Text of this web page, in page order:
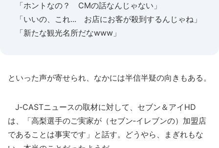
「ホントなの？ CMの話なんじゃない」
「いいの、これ... お店にお客が殺到するんじゃね」
「新たな観光名所だなwww」
といった声が寄せられ、なかには半信半疑の向きもある。
J‐CASTニュースの取材に対して、セブン＆アイHD
は、「高梨選手のご実家が（セブン‐イレブンの）加盟店
であることは事実です」と話す。どうやら、まぎれもな